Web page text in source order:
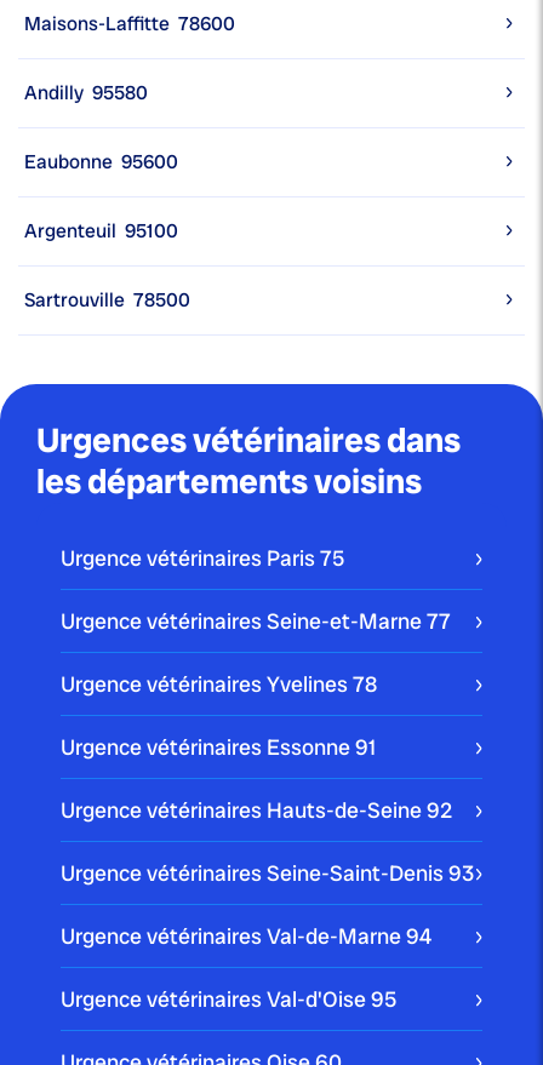
Maisons-Laffitte 78600
Andilly 95580
Eaubonne 95600
Argenteuil 95100
Sartrouville 78500
Urgences vétérinaires dans
les départements voisins
Urgence vétérinaires Paris75
Urgence vétérinaires Seine-et-Marne77
Urgence vétérinaires Yvelines78
Urgence vétérinaires Essonne91
Urgence vétérinaires Hauts-de-Seine92
Urgence vétérinaires Seine-Saint-Denis93
Urgence vétérinaires Val-de-Marne94
Urgence vétérinaires Val-d'Oise95